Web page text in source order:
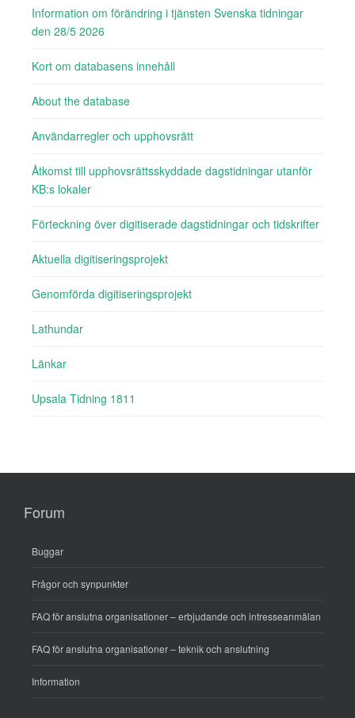
Information om förändring i tjänsten Svenska tidningar
den 28/5 2026
Kort om databasens innehåll
About the database
Användarregler och upphovsrätt
Åtkomst till upphovsrättsskyddade dagstidningar utanför
KB:s lokaler
Förteckning över digitiserade dagstidningar och tidskrifter
Aktuella digitiseringsprojekt
Genomförda digitiseringsprojekt
Lathundar
Länkar
Upsala Tidning 1811
Forum
Buggar
Frågor och synpunkter
FAQ för anslutna organisationer – erbjudande och intresseanmälan
FAQ för anslutna organisationer – teknik och anslutning
Information